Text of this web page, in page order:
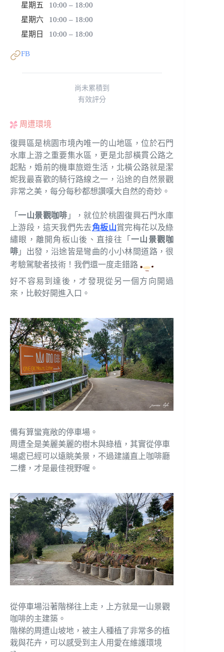
星期五
10:00 – 18:00
星期六
10:00 – 18:00
星期日
10:00 – 18:00
FB
尚未累積到
有效評分
周遭環境
復興區是桃園市境內唯一的山地區，位於石門
水庫上游之重要集水區，更是北部橫貫公路之
起點，婚前的機車旅遊生活，北橫公路就是潔
妮我最喜歡的騎行路線之一，沿途的自然景觀
非常之美，每分每秒都想讚嘆大自然的奇妙。
「一山景觀咖啡 」，就位於桃園復興石門水庫
上游段，這天我們先去角板山賞完梅花以及綠
繡眼，離開角板山後、直接往「一山景觀咖
啡 」出發，沿途皆是彎曲的小小林間道路，很
考驗駕駛者技術！我們還一度走錯路
好不容易到達後，才發現從另一個方向開過
來，比較好開進入口。
備有算蠻寬敞的停車場。
周遭全是美麗美麗的樹木與綠植，其實從停車
場處已經可以遠眺美景，不過建議直上咖啡廳
二樓，才是最佳視野喔。
從停車場沿著階梯往上走，上方就是一山景觀
咖啡的主建築。
階梯的周遭山坡地，被主人種植了非常多的植
栽與花卉，可以感受到主人用愛在維護環境